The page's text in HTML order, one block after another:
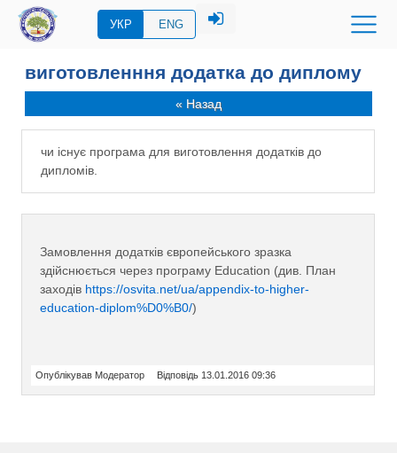
УКР ENG
виготовленння додатка до диплому
« Назад
чи існує програма для виготовлення додатків до
дипломів.
Замовлення додатків європейського зразка
здійснюється через програму Education (див. План
заходів https://osvita.net/ua/appendix-to-higher-
education-diplom%D0%B0/)
Опублікував Модератор Відповідь 13.01.2016 09:36